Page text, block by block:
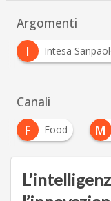
Argomenti
Intesa Sanpaolo
Canali
F
Food M